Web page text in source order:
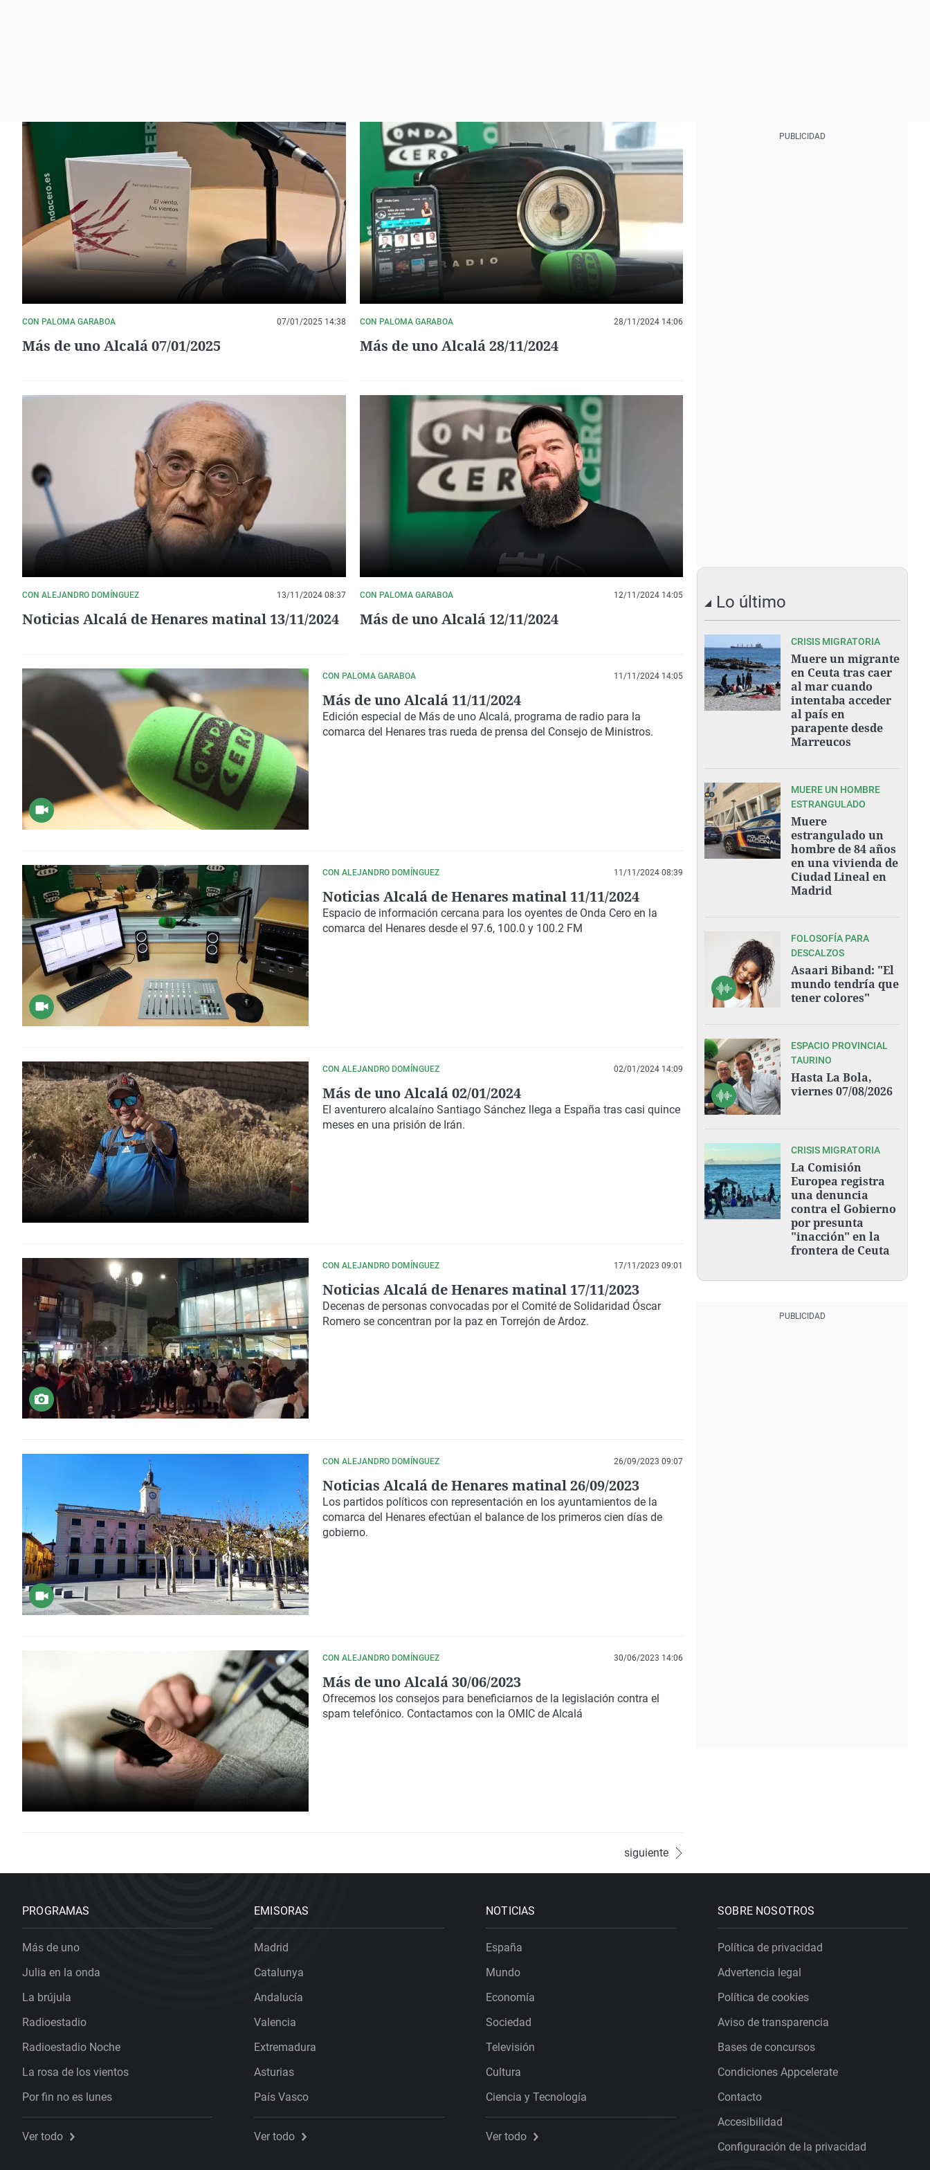
CON PALOMA GARABOA 07/01/2025 14:38
Más de uno Alcalá 07/01/2025
CON PALOMA GARABOA 28/11/2024 14:06
Más de uno Alcalá 28/11/2024
CON ALEJANDRO DOMÍNGUEZ 13/11/2024 08:37
Noticias Alcalá de Henares matinal 13/11/2024
CON PALOMA GARABOA 12/11/2024 14:05
Más de uno Alcalá 12/11/2024
CON PALOMA GARABOA 11/11/2024 14:05
Más de uno Alcalá 11/11/2024
Edición especial de Más de uno Alcalá, programa de radio para la
comarca del Henares tras rueda de prensa del Consejo de Ministros.
CON ALEJANDRO DOMÍNGUEZ 11/11/2024 08:39
Noticias Alcalá de Henares matinal 11/11/2024
Espacio de información cercana para los oyentes de Onda Cero en la
comarca del Henares desde el 97.6, 100.0 y 100.2 FM
CON ALEJANDRO DOMÍNGUEZ 02/01/2024 14:09
Más de uno Alcalá 02/01/2024
El aventurero alcalaíno Santiago Sánchez llega a España tras casi quince
meses en una prisión de Irán.
CON ALEJANDRO DOMÍNGUEZ 17/11/2023 09:01
Noticias Alcalá de Henares matinal 17/11/2023
Decenas de personas convocadas por el Comité de Solidaridad Óscar
Romero se concentran por la paz en Torrejón de Ardoz.
CON ALEJANDRO DOMÍNGUEZ 26/09/2023 09:07
Noticias Alcalá de Henares matinal 26/09/2023
Los partidos políticos con representación en los ayuntamientos de la
comarca del Henares efectúan el balance de los primeros cien días de
gobierno.
CON ALEJANDRO DOMÍNGUEZ 30/06/2023 14:06
Más de uno Alcalá 30/06/2023
Ofrecemos los consejos para beneficiarnos de la legislación contra el
spam telefónico. Contactamos con la OMIC de Alcalá
siguiente
Lo último
CRISIS MIGRATORIA
Muere un migrante
en Ceuta tras caer
al mar cuando
intentaba acceder
al país en
parapente desde
Marreucos
MUERE UN HOMBRE
ESTRANGULADO
Muere
estrangulado un
hombre de 84 años
en una vivienda de
Ciudad Lineal en
Madrid
FOLOSOFÍA PARA
DESCALZOS
Asaari Biband: "El
mundo tendría que
tener colores"
ESPACIO PROVINCIAL
TAURINO
Hasta La Bola,
viernes 07/08/2026
CRISIS MIGRATORIA
La Comisión
Europea registra
una denuncia
contra el Gobierno
por presunta
"inacción" en la
frontera de Ceuta
PROGRAMAS
Más de uno
Julia en la onda
La brújula
Radioestadio
Radioestadio Noche
La rosa de los vientos
Por fin no es lunes
Ver todo
EMISORAS
Madrid
Catalunya
Andalucía
Valencia
Extremadura
Asturias
País Vasco
Ver todo
NOTICIAS
España
Mundo
Economía
Sociedad
Televisión
Cultura
Ciencia y Tecnología
Ver todo
SOBRE NOSOTROS
Política de privacidad
Advertencia legal
Política de cookies
Aviso de transparencia
Bases de concursos
Condiciones Appcelerate
Contacto
Accesibilidad
Configuración de la privacidad